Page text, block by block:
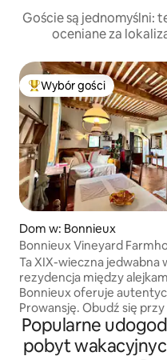
Goście są jednomyślni:
oceniane za
Najpopularniejsze z
Wybór gości
Dom w: Bonnieux
Bonnieux Vineyard
Hideaway – zwierzęta mile
Ta XIX-wieczna jedwabna
rezydencja między
Bonnieux oferuje
Prowansję. Obudź się
espresso na tarasie z
winnicę, a następnie
spacer po ciepłe rogaliki,
Popularne
pobyt